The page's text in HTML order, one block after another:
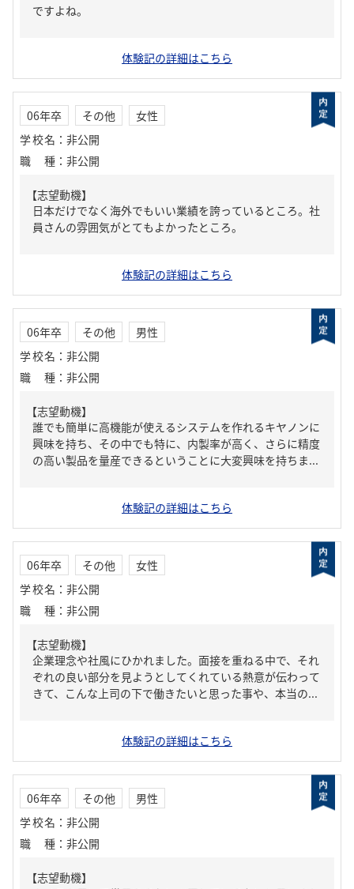
ですよね。
体験記の詳細はこちら
06年卒 その他
女性
学校名 ： 非公開
職種 ： 非公開
【志望動機】
日本だけでなく海外でもいい業績を誇っているところ。社
員さんの雰囲気がとてもよかったところ。
体験記の詳細はこちら
06年卒 その他
男性
学校名 ： 非公開
職種 ： 非公開
【志望動機】
誰でも簡単に高機能が使えるシステムを作れるキヤノンに
興味を持ち、その中でも特に、内製率が高く、さらに精度
の高い製品を量産できるということに大変興味を持ちま...
体験記の詳細はこちら
06年卒 その他
女性
学校名 ： 非公開
職種 ： 非公開
【志望動機】
企業理念や社風にひかれました。面接を重ねる中で、それ
ぞれの良い部分を見ようとしてくれている熱意が伝わって
きて、こんな上司の下で働きたいと思った事や、本当の...
体験記の詳細はこちら
06年卒 その他
男性
学校名 ： 非公開
職種 ： 非公開
【志望動機】